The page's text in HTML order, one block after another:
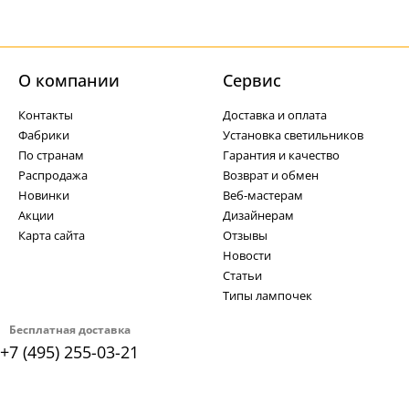
Бесплатная доставка
+7 (495) 255-03-21
О компании
Контакты
Фабрики
По странам
Распродажа
Новинки
Акции
Карта сайта
Cервис
Доставка и оплата
Установка светильников
Гарантия и качество
Возврат и обмен
Веб-мастерам
Дизайнерам
Отзывы
Новости
Статьи
Типы лампочек